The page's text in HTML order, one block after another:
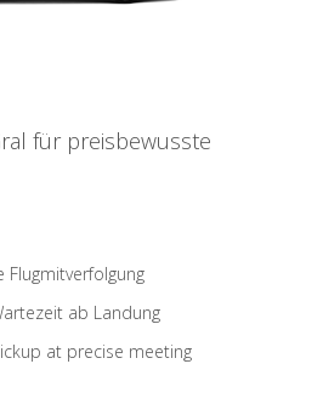
für preisbewusste
Flugmitverfolgung
ab Landung
at precise meeting